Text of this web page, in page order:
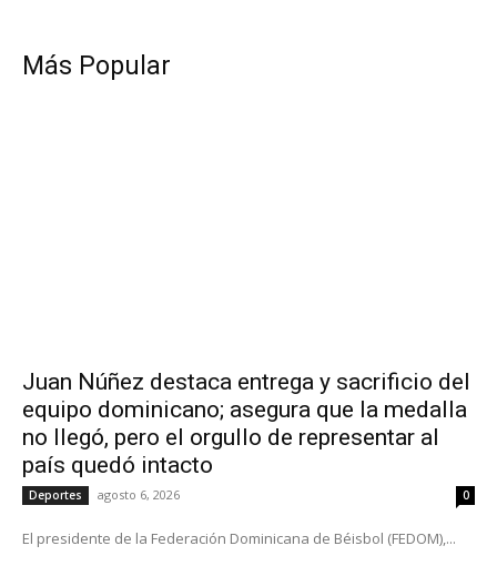
Más Popular
Juan Núñez destaca entrega y sacrificio del
equipo dominicano; asegura que la medalla
no llegó, pero el orgullo de representar al
país quedó intacto
Deportes agosto 6, 2026 0
El presidente de la Federación Dominicana de Béisbol (FEDOM),...